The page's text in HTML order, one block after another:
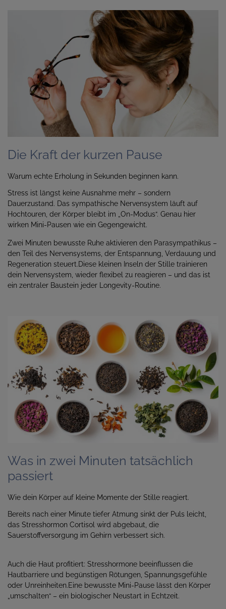
Die Kraft der kurzen Pause
Warum echte Erholung in Sekunden beginnen kann.
Stress ist längst keine Ausnahme mehr – sondern
Dauerzustand. Das sympathische Nervensystem läuft auf
Hochtouren, der Körper bleibt im „On-Modus“. Genau hier
wirken Mini-Pausen wie ein Gegengewicht.
Zwei Minuten bewusste Ruhe aktivieren den Parasympathikus –
den Teil des Nervensystems, der Entspannung, Verdauung und
Regeneration steuert.Diese kleinen Inseln der Stille trainieren
dein Nervensystem, wieder flexibel zu reagieren – und das ist
ein zentraler Baustein jeder Longevity-Routine.
Was in zwei Minuten tatsächlich
passiert
Wie dein Körper auf kleine Momente der Stille reagiert.
Bereits nach einer Minute tiefer Atmung sinkt der Puls leicht,
das Stresshormon Cortisol wird abgebaut, die
Sauerstoffversorgung im Gehirn verbessert sich.
Auch die Haut profitiert: Stresshormone beeinflussen die
Hautbarriere und begünstigen Rötungen, Spannungsgefühle
oder Unreinheiten.Eine bewusste Mini-Pause lässt den Körper
„umschalten“ – ein biologischer Neustart in Echtzeit.